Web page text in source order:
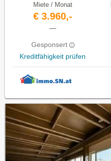
Miete / Monat
€ 3.960,-
—
Gesponsert
Kreditfähigkeit prüfen